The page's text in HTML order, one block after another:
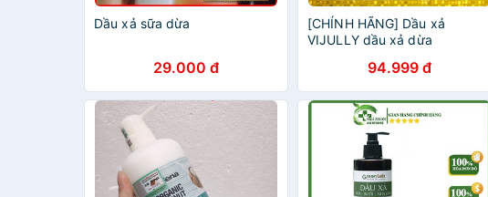
Dầu xả sữa dừa
29.000 đ
[CHÍNH HÃNG] Dầu xả
VIJULLY dầu xả dừa
94.999 đ